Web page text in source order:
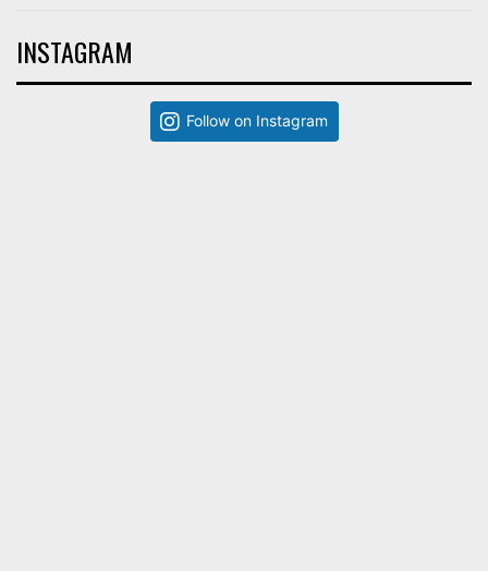
INSTAGRAM
Follow on Instagram